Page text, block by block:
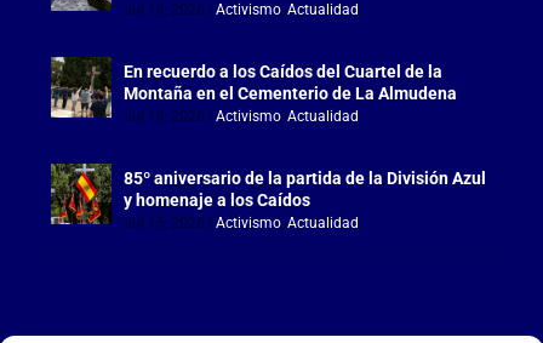
Jul 18, 2026 |Activismo,Actualidad
En recuerdo a los Caídos del Cuartel de la
Montaña en el Cementerio de La Almudena
Jul 18, 2026 |Activismo,Actualidad
85º aniversario de la partida de la División Azul
y homenaje a los Caídos
Jul 15, 2026 |Activismo,Actualidad